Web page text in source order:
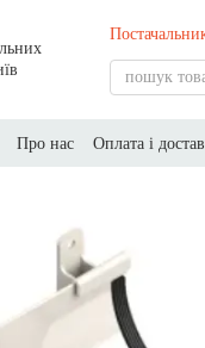
Про нас Оплата і